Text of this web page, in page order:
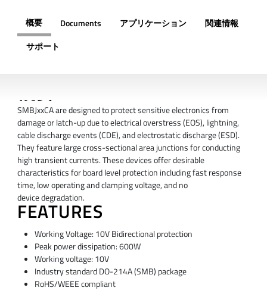
概要 Documents アプリケーション
関連情報
サポート
SMBJxxCA are designed to protect sensitive electronics from
damage or latch-up due to electrical overstress (EOS), lightning,
cable discharge events (CDE), and electrostatic discharge (ESD).
They feature large cross-sectional area junctions for conducting
high transient currents. These devices offer desirable
characteristics for board level protection including fast response
time, low operating and clamping voltage, and no
device degradation.
FEATURES
Working Voltage: 10V Bidirectional protection
Peak power dissipation: 600W
Working voltage: 10V
Industry standard DO-214A (SMB) package
RoHS/WEEE compliant